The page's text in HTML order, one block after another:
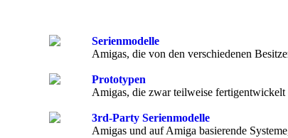
Serienmodelle
Amigas, die von den verschiedenen
Prototypen
Amigas, die zwar teilweise
3rd-Party Serienmodelle
Amigas und auf Amiga basierende